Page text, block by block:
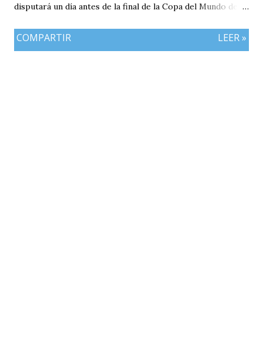
disputará un día antes de la final de la Copa del Mundo de la
especialmente futbolera para los aficionados
COMPARTIR LEER »